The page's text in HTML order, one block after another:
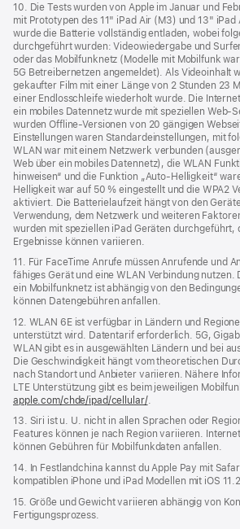
10. Die Tests wurden von Apple im Januar und
mit Prototypen des 11" iPad Air (M3) und 13" iPad
wurde die Batterie vollständig entladen, wobei
durchgeführt wurden: Videowiedergabe und
oder das Mobilfunknetz (Modelle mit Mobilfunk
5G Betreibernetzen angemeldet). Als Videoinhalt
gekaufter Film mit einer Länge von 2 Stunden 23
einer Endlosschleife wiederholt wurde. Die
ein mobiles Datennetz wurde mit speziellen Web-
wurden Offline-Versionen von 20 gängigen
Einstellungen waren Standard­einstellungen, mit
WLAN war mit einem Netzwerk verbunden
Web über ein mobiles Datennetz), die WLAN
hinweisen“ und die Funktion „Auto-Helligkeit“
Helligkeit war auf 50 % eingestellt und die WPA2
aktiviert. Die Batterielaufzeit hängt von den
Verwendung, dem Netzwerk und weiteren
wurden mit speziellen iPad Geräten durchgeführt,
Ergebnisse können variieren.
11. Für FaceTime Anrufe müssen Anrufende und
fähiges Gerät und eine WLAN Verbindung nutzen.
ein Mobilfunknetz ist abhängig von den
können Datengebühren anfallen.
12. WLAN 6E ist verfügbar in Ländern und
unterstützt wird. Datentarif erforderlich. 5G,
WLAN gibt es in ausgewählten Ländern und bei
Die Geschwindigkeit hängt vom theoretischen
nach Standort und Anbieter variieren. Nähere
LTE Unterstützung gibt es beim jeweiligen
apple.com/chde/ipad/cellular/.
13. Siri ist u. U. nicht in allen Sprachen oder
Features können je nach Region variieren.
können Gebühren für Mobilfunkdaten anfallen.
14. In Festlandchina kannst du Apple Pay mit
kompatiblen iPhone und iPad Modellen mit iOS
15. Größe und Gewicht variieren abhängig von
Fertigungsprozess.